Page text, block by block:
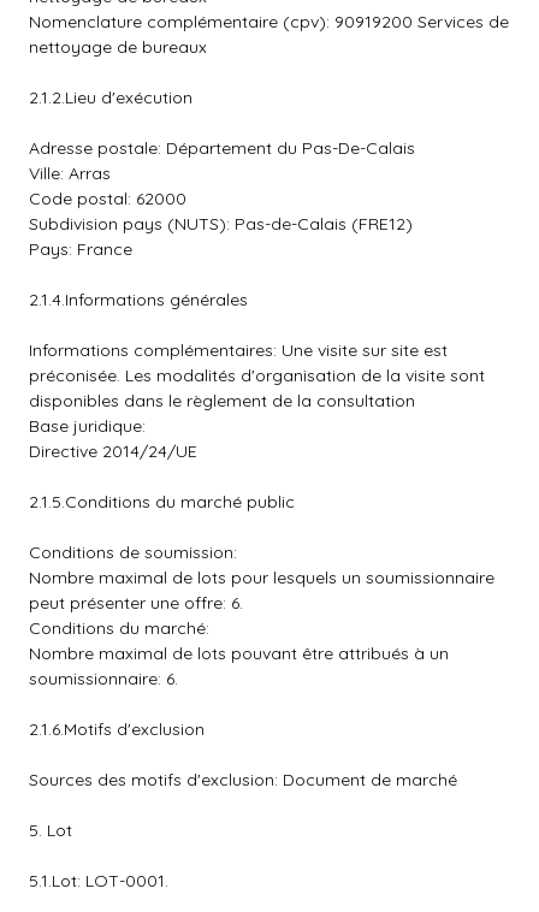
Nomenclature complémentaire (cpv): 90919200 Services de
nettoyage de bureaux
2.1.2.Lieu d'exécution
Adresse postale: Département du Pas-De-Calais
Ville: Arras
Code postal: 62000
Subdivision pays (NUTS): Pas-de-Calais (FRE12)
Pays: France
2.1.4.Informations générales
Informations complémentaires: Une visite sur site est
préconisée. Les modalités d'organisation de la visite sont
disponibles dans le règlement de la consultation
Base juridique:
Directive 2014/24/UE
2.1.5.Conditions du marché public
Conditions de soumission:
Nombre maximal de lots pour lesquels un soumissionnaire
peut présenter une offre: 6.
Conditions du marché:
Nombre maximal de lots pouvant être attribués à un
soumissionnaire: 6.
2.1.6.Motifs d'exclusion
Sources des motifs d'exclusion: Document de marché
5. Lot
5.1.Lot: LOT-0001.